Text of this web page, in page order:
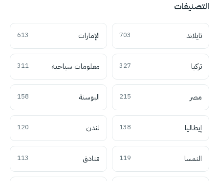
التصنيفات
تايلاند 703 الإمارات 613
تركيا 327 معلومات سياحية 311
مصر 215 البوسنة 158
إيطاليا 138 لندن 120
النمسا 119 فنادق 113